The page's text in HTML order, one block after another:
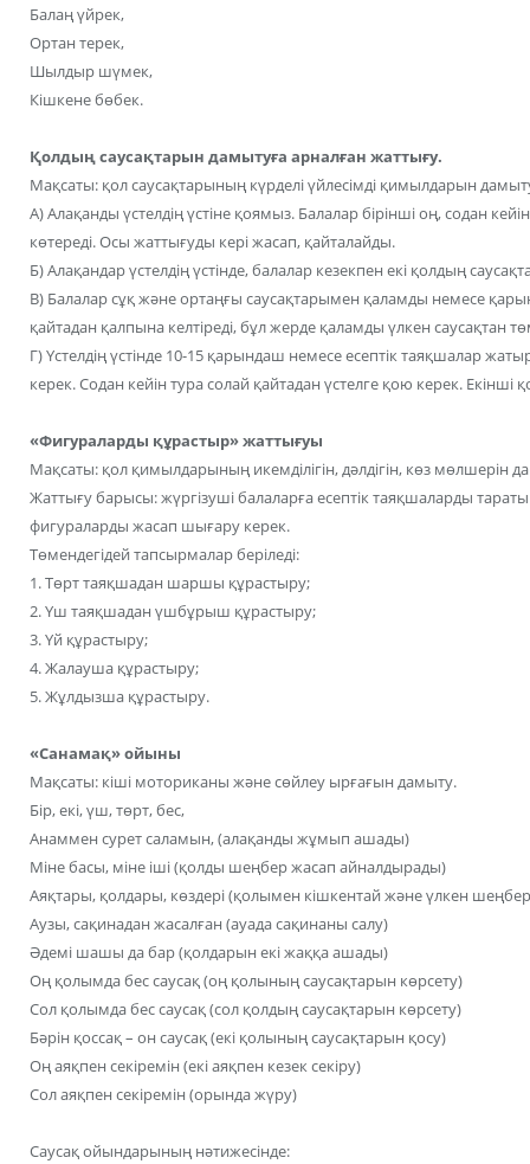
Балаң үйрек,
Ортан терек,
Шылдыр шүмек,
Кішкене бөбек.
Қолдың саусақтарын дамытуға арналған жаттығу.
Мақсаты: қол саусақтарының күрделі үйлесімді қимылдарын
А) Алақанды үстелдің үстіне қоямыз. Балалар бірінші оң, содан
көтереді. Осы жаттығуды кері жасап, қайталайды.
Б) Алақандар үстелдің үстінде, балалар кезекпен екі қолдың
В) Балалар сұқ және ортаңғы саусақтарымен қаламды немесе
қайтадан қалпына келтіреді, бұл жерде қаламды үлкен саусақтан
Г) Үстелдің үстінде 10-15 қарындаш немесе есептік таяқшалар
керек. Содан кейін тура солай қайтадан үстелге қою керек.
«Фигураларды құрастыр» жаттығуы
Мақсаты: қол қимылдарының икемділігін, дәлдігін, көз мөлшерін
Жаттығу барысы: жүргізуші балаларға есептік таяқшаларды
фигураларды жасап шығару керек.
Төмендегідей тапсырмалар беріледі:
1. Төрт таяқшадан шаршы құрастыру;
2. Үш таяқшадан үшбұрыш құрастыру;
3. Үй құрастыру;
4. Жалауша құрастыру;
5. Жұлдызша құрастыру.
«Санамақ» ойыны
Мақсаты: кіші моториканы және сөйлеу ырғағын дамыту.
Бір, екі, үш, төрт, бес,
Анаммен сурет саламын, (алақанды жұмып ашады)
Міне басы, міне іші (қолды шеңбер жасап айналдырады)
Аяқтары, қолдары, көздері (қолымен кішкентай және үлкен
Аузы, сақинадан жасалған (ауада сақинаны салу)
Әдемі шашы да бар (қолдарын екі жаққа ашады)
Оң қолымда бес саусақ (оң қолының саусақтарын көрсету)
Сол қолымда бес саусақ (сол қолдың саусақтарын көрсету)
Бәрін қоссақ – он саусақ (екі қолының саусақтарын қосу)
Оң аяқпен секіремін (екі аяқпен кезек секіру)
Сол аяқпен секіремін (орында жүру)
Саусақ ойындарының нәтижесінде: